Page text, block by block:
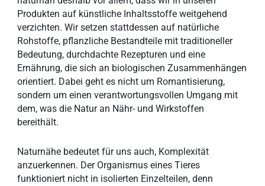
Produkten auf künstliche Inhaltsstoffe weitgehend
verzichten. Wir setzen stattdessen auf natürliche
Rohstoffe, pflanzliche Bestandteile mit traditioneller
Bedeutung, durchdachte Rezepturen und eine
Ernährung, die sich an biologischen Zusammenhängen
orientiert. Dabei geht es nicht um Romantisierung,
sondern um einen verantwortungsvollen Umgang mit
dem, was die Natur an Nähr- und Wirkstoffen
bereithält.
Naturnähe bedeutet für uns auch, Komplexität
anzuerkennen. Der Organismus eines Tieres
funktioniert nicht in isolierten Einzelteilen, denn